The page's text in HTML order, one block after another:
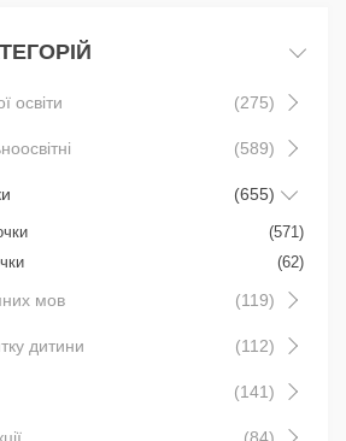
освіти (275)
(589)
(655)
(571)
(62)
мов (119)
дитини (112)
(141)